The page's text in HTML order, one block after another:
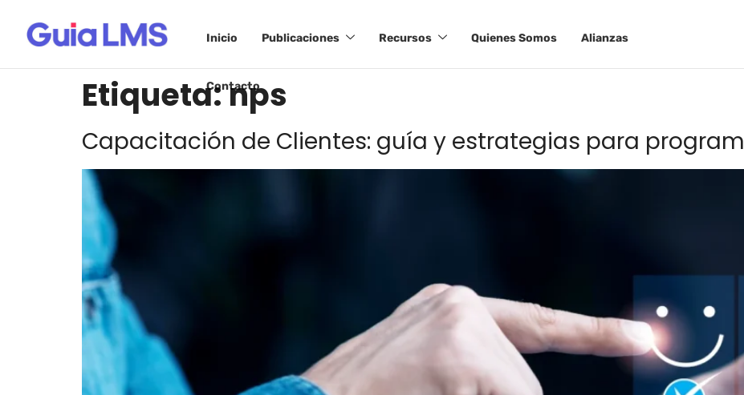
Inicio Publicaciones Recursos Quienes Somos Alianzas
Contacto
Etiqueta:nps
Capacitación de Clientes: guía y estrategias para